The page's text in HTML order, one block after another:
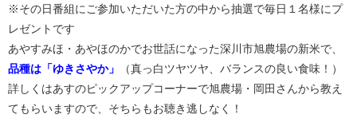
※その日番組にご参加いただいた方の中から抽選で毎日１名様にプ
レゼントです
あやすみほ・あやほのかでお世話になった深川市旭農場の新米で、
品種は「ゆきさやか」
（真っ白ツヤツヤ、バランスの良い食味！）
詳しくはあすのピックアップコーナーで旭農場・岡田さんから教え
てもらいますので、そちらもお聴き逃しなく！